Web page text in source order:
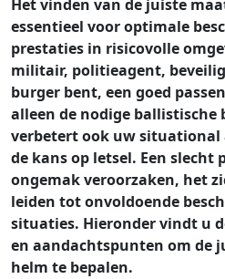
Het vinden van de juiste
essentieel voor optimale
prestaties in risicovolle
militair, politieagent,
burger bent, een goed
alleen de nodige ballistische
verbetert ook uw situational
de kans op letsel. Een slecht
ongemak veroorzaken, het
leiden tot onvoldoende
situaties. Hieronder vindt u
en aandachtspunten om de
helm te bepalen.